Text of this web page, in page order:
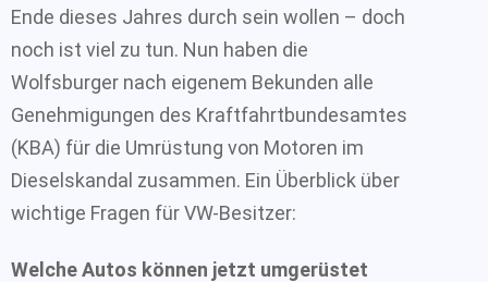
Ende dieses Jahres durch sein wollen – doch
noch ist viel zu tun. Nun haben die
Wolfsburger nach eigenem Bekunden alle
Genehmigungen des Kraftfahrtbundesamtes
(KBA) für die Umrüstung von Motoren im
Dieselskandal zusammen. Ein Überblick über
wichtige Fragen für VW-Besitzer:
Welche Autos können jetzt umgerüstet